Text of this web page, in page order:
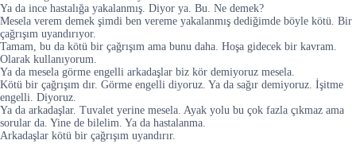
Ya da ince hastalığa yakalanmış. Diyor ya. Bu. Ne demek?
Mesela verem demek şimdi ben vereme yakalanmış dediğimde böyle kötü. Bir
çağrışım uyandırıyor.
Tamam, bu da kötü bir çağrışım ama bunu daha. Hoşa gidecek bir kavram.
Olarak kullanıyorum.
Ya da mesela görme engelli arkadaşlar biz kör demiyoruz mesela.
Kötü bir çağrışım dır. Görme engelli diyoruz. Ya da sağır demiyoruz. İşitme
engelli. Diyoruz.
Ya da arkadaşlar. Tuvalet yerine mesela. Ayak yolu bu çok fazla çıkmaz ama
sorular da. Yine de bilelim. Ya da hastalanma.
Arkadaşlar kötü bir çağrışım uyandırır.